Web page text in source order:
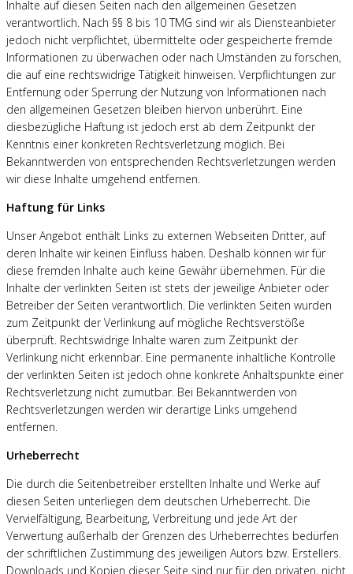
Inhalte auf diesen Seiten nach den allgemeinen Gesetzen
verantwortlich. Nach §§ 8 bis 10 TMG sind wir als Diensteanbieter
jedoch nicht verpflichtet, übermittelte oder gespeicherte fremde
Informationen zu überwachen oder nach Umständen zu forschen,
die auf eine rechtswidrige Tätigkeit hinweisen. Verpflichtungen zur
Entfernung oder Sperrung der Nutzung von Informationen nach
den allgemeinen Gesetzen bleiben hiervon unberührt. Eine
diesbezügliche Haftung ist jedoch erst ab dem Zeitpunkt der
Kenntnis einer konkreten Rechtsverletzung möglich. Bei
Bekanntwerden von entsprechenden Rechtsverletzungen werden
wir diese Inhalte umgehend entfernen.
Haftung für Links
Unser Angebot enthält Links zu externen Webseiten Dritter, auf
deren Inhalte wir keinen Einfluss haben. Deshalb können wir für
diese fremden Inhalte auch keine Gewähr übernehmen. Für die
Inhalte der verlinkten Seiten ist stets der jeweilige Anbieter oder
Betreiber der Seiten verantwortlich. Die verlinkten Seiten wurden
zum Zeitpunkt der Verlinkung auf mögliche Rechtsverstöße
überprüft. Rechtswidrige Inhalte waren zum Zeitpunkt der
Verlinkung nicht erkennbar. Eine permanente inhaltliche Kontrolle
der verlinkten Seiten ist jedoch ohne konkrete Anhaltspunkte einer
Rechtsverletzung nicht zumutbar. Bei Bekanntwerden von
Rechtsverletzungen werden wir derartige Links umgehend
entfernen.
Urheberrecht
Die durch die Seitenbetreiber erstellten Inhalte und Werke auf
diesen Seiten unterliegen dem deutschen Urheberrecht. Die
Vervielfältigung, Bearbeitung, Verbreitung und jede Art der
Verwertung außerhalb der Grenzen des Urheberrechtes bedürfen
der schriftlichen Zustimmung des jeweiligen Autors bzw. Erstellers.
Downloads und Kopien dieser Seite sind nur für den privaten, nicht